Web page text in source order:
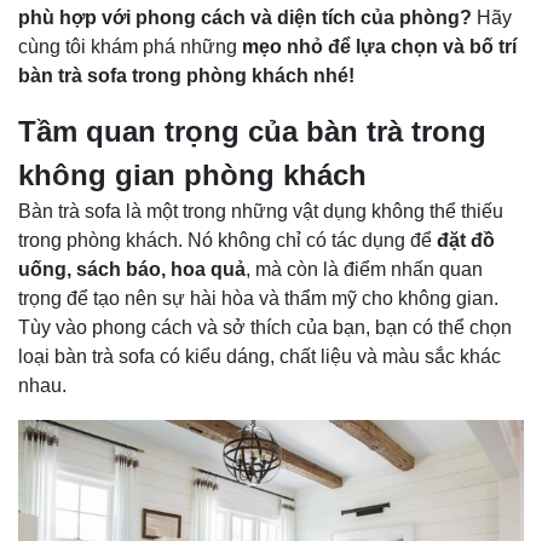
phù hợp với phong cách và diện tích của phòng? Hãy
cùng tôi khám phá những mẹo nhỏ để lựa chọn và bố trí
bàn trà sofa trong phòng khách nhé!
Tầm quan trọng của bàn trà trong
không gian phòng khách
Bàn trà sofa là một trong những vật dụng không thể thiếu
trong phòng khách. Nó không chỉ có tác dụng để đặt đồ
uống, sách báo, hoa quả, mà còn là điểm nhấn quan
trọng để tạo nên sự hài hòa và thẩm mỹ cho không gian.
Tùy vào phong cách và sở thích của bạn, bạn có thể chọn
loại bàn trà sofa có kiểu dáng, chất liệu và màu sắc khác
nhau.